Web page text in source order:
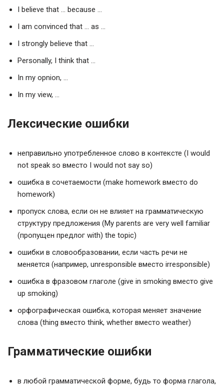
I believe that … because …
I am convinced that … as …
I strongly believe that …
Personally, I think that …
In my opnion, …
In my view, …
Лексические ошибки
неправильно употребленное слово в контексте (I would
not speak so вместо I would not say so)
ошибка в сочетаемости (make homework вместо do
homework)
пропуск слова, если он не влияет на грамматическую
структуру предложения (My parents are very well familiar
(пропущен предлог with) the topic)
ошибки в словообразовании, если часть речи не
меняется (например, unresponsible вместо irresponsible)
ошибка в фразовом глаголе (give in smoking вместо give
up smoking)
орфографическая ошибка, которая меняет значение
слова (thing вместо think, whether вместо weather)
Грамматические ошибки
в любой грамматической форме, будь то форма глагола,